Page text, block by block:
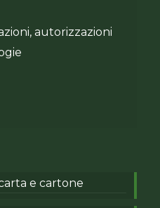
autorizzazioni
e cartone